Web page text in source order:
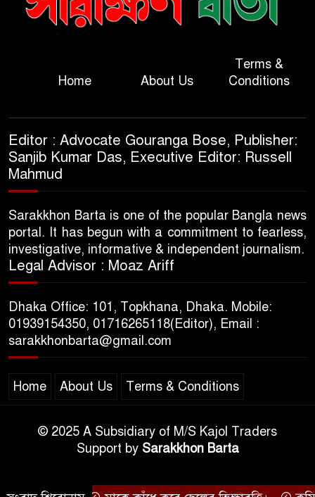
Home About Us
Terms &
Conditions
Editor : Advocate Gouranga Bose, Publisher:
Sanjib Kumar Das, Executive Editor: Russell
Mahmud
Sarakkhon Barta is one of the popular Bangla news
portal. It has begun with a commitment to fearless,
investigative, informative & independent journalism.
Legal Advisor : Moaz Ariff
Dhaka Office: 101, Topkhana, Dhaka. Mobile:
01939154350, 01716265118(Editor), Email :
sarakkhonbarta@gmail.com
Home About Us Terms & Conditions
© 2025 A Subsidiary of M/S Kajol Traders
Support by Sarakkhon Barta